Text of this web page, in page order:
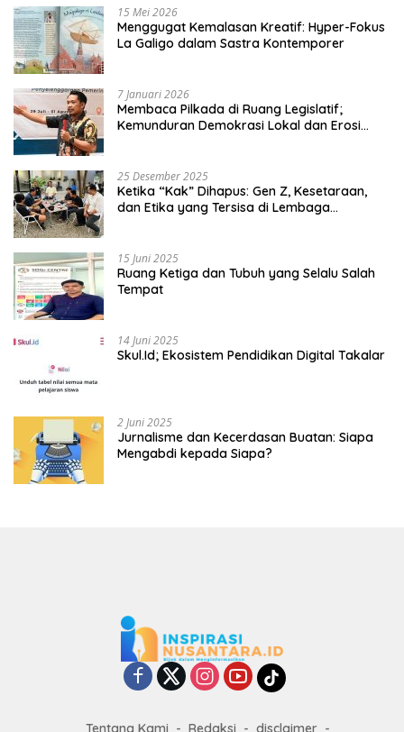
15 Mei 2026
Menggugat Kemalasan Kreatif: Hyper-Fokus
La Galigo dalam Sastra Kontemporer
7 Januari 2026
Membaca Pilkada di Ruang Legislatif;
Kemunduran Demokrasi Lokal dan Erosi
25 Desember 2025
Ketika “Kak” Dihapus: Gen Z, Kesetaraan,
dan Etika yang Tersisa di Lembaga
15 Juni 2025
Ruang Ketiga dan Tubuh yang Selalu Salah
Tempat
14 Juni 2025
Skul.Id; Ekosistem Pendidikan Digital Takalar
2 Juni 2025
Jurnalisme dan Kecerdasan Buatan: Siapa
Mengabdi kepada Siapa?
Tentang Kami Redaksi disclaimer